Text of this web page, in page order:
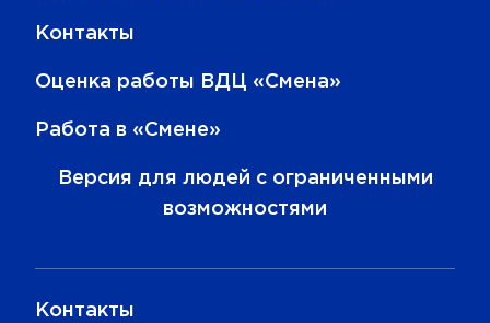
Контакты
Оценка работы ВДЦ «Смена»
Работа в «Смене»
Версия для людей с ограниченными
возможностями
Контакты